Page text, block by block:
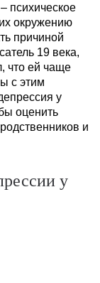
психическое
окружению
причиной
19 века,
что ей чаще
с этим
у
оценить
и
у